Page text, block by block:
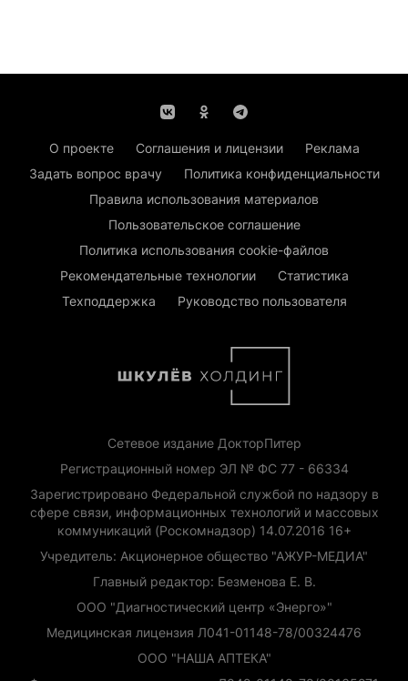
О проекте Соглашения и лицензии
Реклама
Задать вопрос врачу
Политика конфиденциальности
Правила использования материалов
Пользовательское соглашение
Политика использования cookie-файлов
Рекомендательные технологии
Статистика
Техподдержка
Руководство пользователя
Сетевое издание ДокторПитер
Регистрационный номер ЭЛ № ФС 77 - 66334
Зарегистрировано Федеральной службой по надзору в
сфере связи, информационных технологий и массовых
коммуникаций (Роскомнадзор) 14.07.2016 16+
Учредитель: Акционерное общество "АЖУР-МЕДИА"
Главный редактор: Безменова Е. В.
ООО "Диагностический центр «Энерго»"
Медицинская лицензия Л041-01148-78/00324476
ООО "НАША АПТЕКА"